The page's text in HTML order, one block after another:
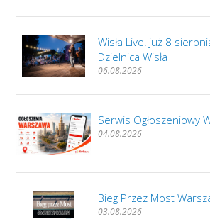
Wisła Live! już 8
Dzielnica Wisła
06.08.2026
Serwis Ogłoszeniowy
04.08.2026
Bieg Przez Most
03.08.2026